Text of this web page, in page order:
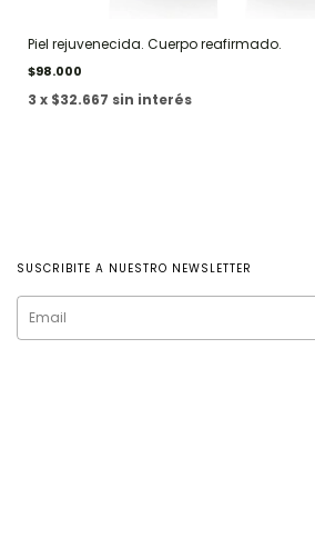
Piel rejuvenecida. Cuerpo reafirmado.
$98.000
3 x $32.667 sin interés
SUSCRIBITE A NUESTRO NEWSLETTER